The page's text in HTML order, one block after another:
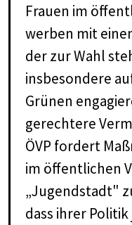
Frauen im
werben mit
der zur Wahl
insbesondere
Grünen
gerechtere
ÖVP fordert
im öffentlichen
„Jugendstadt"
dass ihrer